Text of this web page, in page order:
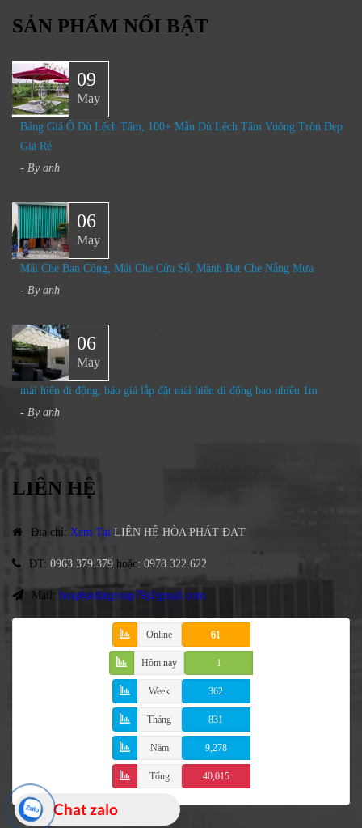
SẢN PHẨM NỔI BẬT
09
May
Bảng Giá Ô Dù Lệch Tâm, 100+ Mẫu Dù Lệch Tâm Vuông Tròn Đẹp
Giá Rẻ
- By anh
06
May
Mái Che Ban Công, Mái Che Cửa Sổ, Mành Bạt Che Nắng Mưa​
- By anh
06
May
mái hiên di động, báo giá lắp đặt mái hiên di động bao nhiêu 1m
- By anh
LIÊN HỆ
Địa chỉ: Xem Tại LIÊN HỆ HÒA PHÁT ĐẠT
ĐT: 0963.379.379 hoặc: 0978.322.622
Mail: hoaphatdatgroup79@gmail.com
Online 61
Hôm nay 1
Week 362
Tháng 831
Năm 9,278
Tổng 40,015
Chat zalo